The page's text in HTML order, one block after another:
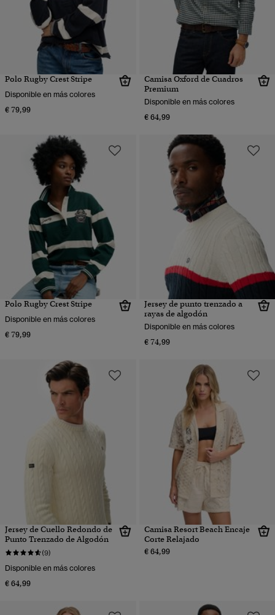
Polo Rugby Crest Stripe
Disponible en más colores
€ 79,99
Camisa Oxford de Cuadros
Premium
Disponible en más colores
€ 64,99
Polo Rugby Crest Stripe
Disponible en más colores
€ 79,99
Jersey de punto trenzado a
rayas de algodón
Disponible en más colores
€ 74,99
Jersey de Cuello Redondo de
Punto Trenzado de Algodón
(9)
Disponible en más colores
€ 64,99
Camisa Resort Beach Encaje
Corte Relajado
€ 64,99